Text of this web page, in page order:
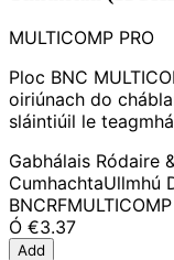
MULTICOMP PRO
Ploc BNC
oiriúnach do
sláintiúil le
Gabhálais Ródaire
CumhachtaUllmhú
BNCRF
Ó €3.37
Add